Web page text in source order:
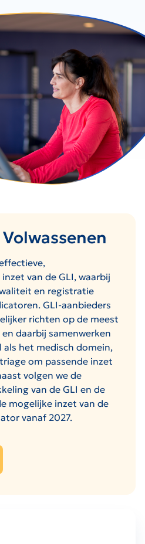
van de GLI, waarbij
en registratie
GLI‑aanbieders
richten op de meest
daarbij samenwerken
als het medisch domein,
om passende inzet
volgen we de
van de GLI en de
mogelijke inzet van de
vanaf 2027.